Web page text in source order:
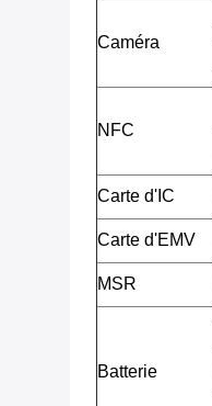
Caméra
NFC
Carte d'IC
Carte d'EMV
MSR
Batterie